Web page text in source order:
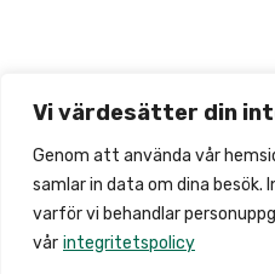
Vi värdesätter din
Genom att använda vår
samlar in data om dina besök.
varför vi behandlar
vår integritetspolicy